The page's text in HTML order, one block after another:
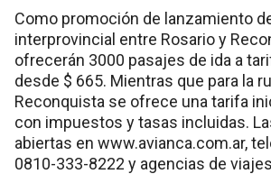
Como promoción de lanzamiento
interprovincial entre Rosario y
ofrecerán 3000 pasajes de ida a
desde $ 665. Mientras que para la
Reconquista se ofrece una tarifa
con impuestos y tasas incluidas.
abiertas en www.avianca.com.ar,
0810-333-8222 y agencias de